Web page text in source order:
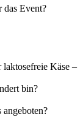
das Event?
laktosefreie Käse –
bin?